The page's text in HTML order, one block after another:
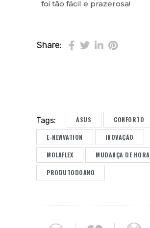
foi tão fácil e prazerosa!
Share:
Tags: ASUS CONFORTO
E-NEWVATION INOVAÇÃO
MOLAFLEX MUDANÇA DE HORA
PRODUTODOANO